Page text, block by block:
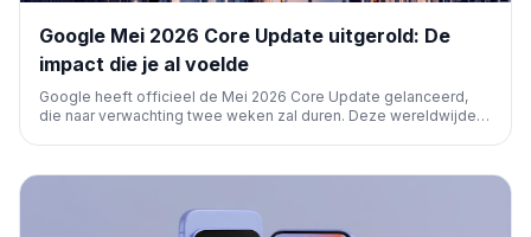
Google Mei 2026 Core Update uitgerold: De
impact die je al voelde
Google heeft officieel de Mei 2026 Core Update gelanceerd,
die naar verwachting twee weken zal duren. Deze wereldwijde
opmerkten.